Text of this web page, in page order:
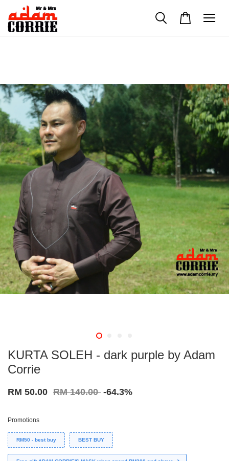
KURTA SOLEH - dark purple by Adam
Corrie
RM 50.00 RM 140.00 -64.3%
Promotions
RM50 - best buy BEST BUY